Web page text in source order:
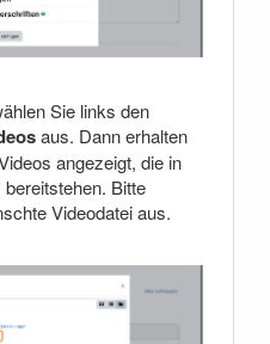
Sie links den
aus. Dann erhalten
angezeigt, die in
Bitte
Videodatei aus.